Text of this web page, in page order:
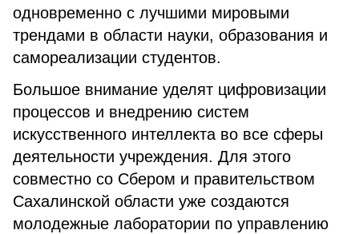
одновременно с лучшими мировыми
трендами в области науки, образования и
самореализации студентов.
Большое внимание уделят цифровизации
процессов и внедрению систем
искусственного интеллекта во все сферы
деятельности учреждения. Для этого
совместно со Сбером и правительством
Сахалинской области уже создаются
молодежные лаборатории по управлению